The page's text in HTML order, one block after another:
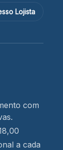
Lojista
com
a cada